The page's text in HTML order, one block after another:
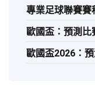
專業足球聯賽賽
歐國盃：預測比
歐國盃2026：